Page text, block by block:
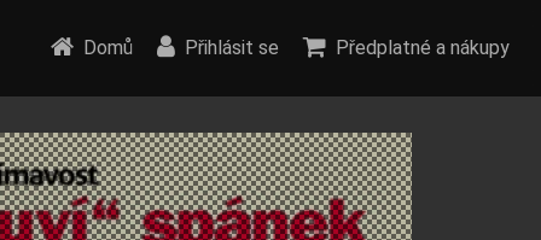
Domů Přihlásit se Předplatné a nákupy